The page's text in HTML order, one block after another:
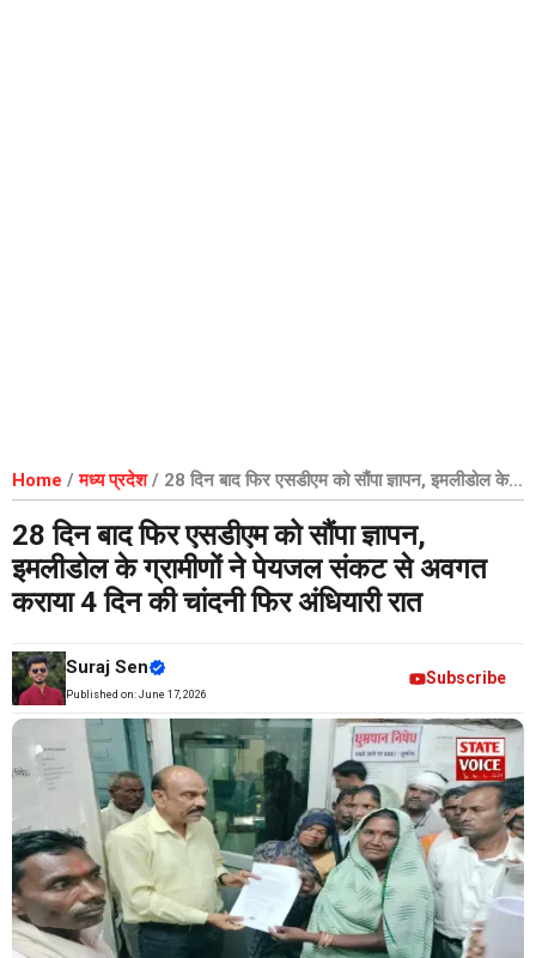
Home /मध्य प्रदेश/ 28 दिन बाद फिर एसडीएम को सौंपा ज्ञापन, इमलीडोल के
ग्रामीणों ने पेयजल संकट से अवगत कराया 4 दिन की चांदनी फिर अंधियारी रात
28 दिन बाद फिर एसडीएम को सौंपा ज्ञापन,
इमलीडोल के ग्रामीणों ने पेयजल संकट से अवगत
कराया 4 दिन की चांदनी फिर अंधियारी रात
Suraj Sen
Published on: June 17, 2026
Subscribe